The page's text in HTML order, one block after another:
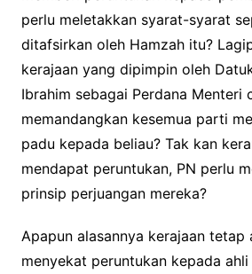
perlu meletakkan syarat-syarat
ditafsirkan oleh Hamzah itu?
kerajaan yang dipimpin oleh
Ibrahim sebagai Perdana Menteri
memandangkan kesemua parti
padu kepada beliau? Tak kan
mendapat peruntukan, PN perlu
prinsip perjuangan mereka?
Apapun alasannya kerajaan tetap
menyekat peruntukan kepada ahli